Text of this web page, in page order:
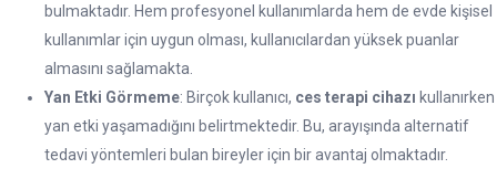
bulmaktadır. Hem profesyonel kullanımlarda hem de evde kişisel
kullanımlar için uygun olması, kullanıcılardan yüksek puanlar
almasını sağlamakta.
Yan Etki Görmeme: Birçok kullanıcı, ces terapi cihazı kullanırken
yan etki yaşamadığını belirtmektedir. Bu, arayışında alternatif
tedavi yöntemleri bulan bireyler için bir avantaj olmaktadır.